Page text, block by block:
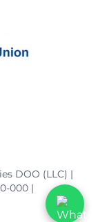
DOO (LLC) |
000|